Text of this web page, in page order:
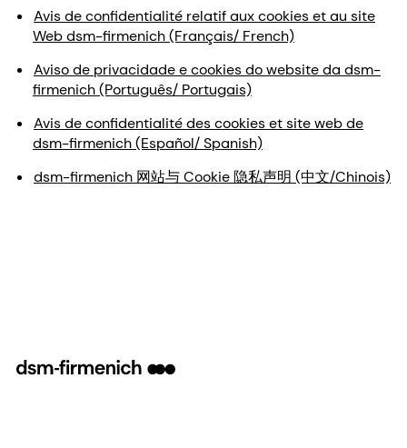
Avis de confidentialité relatif aux cookies et au site
Web dsm-firmenich (Français/ French)
Aviso de privacidade e cookies do website da dsm-
firmenich (Português/ Portugais)
Avis de confidentialité des cookies et site web de
dsm-firmenich (Español/ Spanish)
dsm-firmenich 网站与 Cookie 隐私声明 (中文/Chinois)